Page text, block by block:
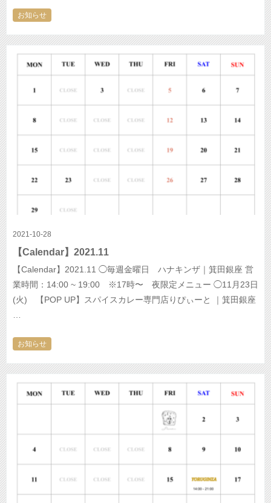
お知らせ
2021-10-28
【Calendar】2021.11
【Calendar】2021.11 ◯毎週金曜日 ハナキンザ｜箕田銀座 営
業時間：14:00 ~ 19:00 ※17時〜 夜限定メニュー ◯11月23日
(火) 【POP UP】スパイスカレー専門店りぴぃーと ｜箕田銀座
…
お知らせ